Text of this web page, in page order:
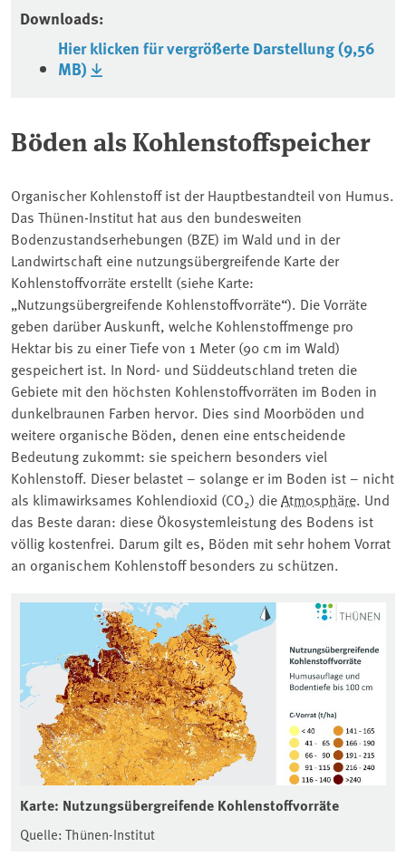
Downloads:
Hier klicken für vergrößerte Darstellung (9,56
MB)
Böden als Kohlenstoffspeicher
Organischer Kohlenstoff ist der Hauptbestandteil von Humus.
Das Thünen-Institut hat aus den bundesweiten
Bodenzustandserhebungen (BZE) im Wald und in der
Landwirtschaft eine nutzungsübergreifende Karte der
Kohlenstoffvorräte erstellt (siehe Karte:
„Nutzungsübergreifende Kohlenstoffvorräte“). Die Vorräte
geben darüber Auskunft, welche Kohlenstoffmenge pro
Hektar bis zu einer Tiefe von 1 Meter (90 cm im Wald)
gespeichert ist. In Nord- und Süddeutschland treten die
Gebiete mit den höchsten Kohlenstoffvorräten im Boden in
dunkelbraunen Farben hervor. Dies sind Moorböden und
weitere organische Böden, denen eine entscheidende
Bedeutung zukommt: sie speichern besonders viel
Kohlenstoff. Dieser belastet – solange er im Boden ist – nicht
als klimawirksames Kohlendioxid (CO2) dieAtmosphäre. Und
das Beste daran: diese Ökosystemleistung des Bodens ist
völlig kostenfrei. Darum gilt es, Böden mit sehr hohem Vorrat
an organischem Kohlenstoff besonders zu schützen.
Karte: Nutzungsübergreifende Kohlenstoffvorräte
Quelle: Thünen-Institut